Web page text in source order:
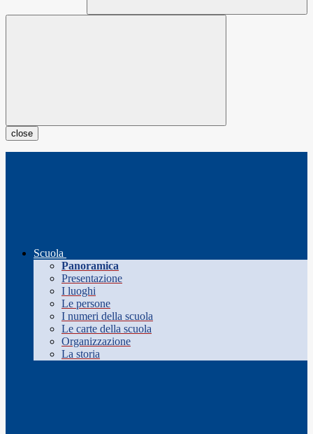
close
Scuola
Panoramica
Presentazione
I luoghi
Le persone
I numeri della scuola
Le carte della scuola
Organizzazione
La storia